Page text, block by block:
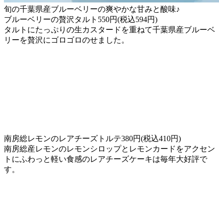
旬の千葉県産ブルーベリーの爽やかな甘みと酸味♪
ブルーベリーの贅沢タルト550円(税込594円)
タルトにたっぷりの生カスタードを重ねて千葉県産ブルーベ
リーを贅沢にゴロゴロのせました。
南房総レモンのレアチーズトルテ380円(税込410円)
南房総産レモンのレモンシロップとレモンカードをアクセン
トにふわっと軽い食感のレアチーズケーキは毎年大好評で
す。